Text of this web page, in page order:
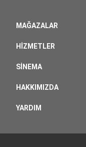
MAĞAZALAR
HIZMETLER
SINEMA
HAKKIMIZDA
YARDIM